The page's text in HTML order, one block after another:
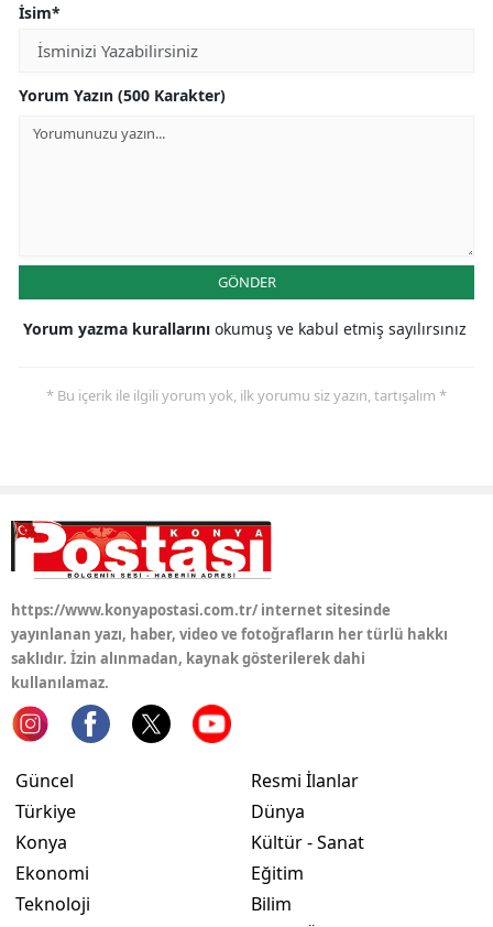
Niğde
Rize
Sivas
Tekirdağ
Tunceli
Şanlıurfa
İsim*
Yorum Yazın (500 Karakter)
GÖNDER
Yorum yazma kurallarını okumuş ve kabul etmiş sayılırsınız
* Bu içerik ile ilgili yorum yok, ilk yorumu siz yazın, tartışalım *
https://www.konyapostasi.com.tr/ internet sitesinde
yayınlanan yazı, haber, video ve fotoğrafların her türlü hakkı
saklıdır. İzin alınmadan, kaynak gösterilerek dahi
kullanılamaz.
Güncel
Türkiye
Konya
Ekonomi
Teknoloji
Resmi İlanlar
Dünya
Kültür - Sanat
Eğitim
Bilim